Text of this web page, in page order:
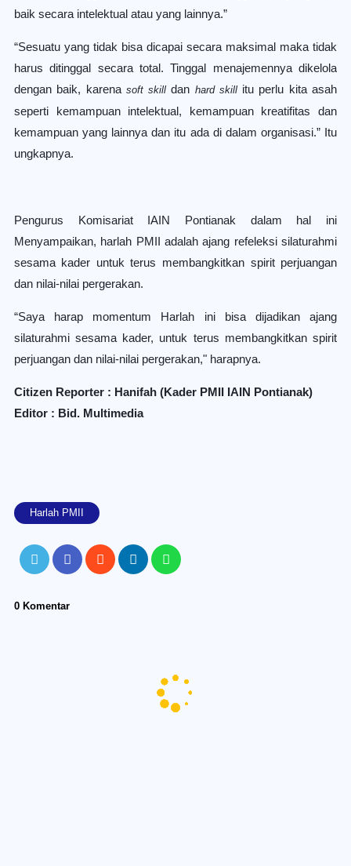
baik secara intelektual atau yang lainnya.”
“Sesuatu yang tidak bisa dicapai secara maksimal maka tidak
harus ditinggal secara total. Tinggal menajemennya dikelola
dengan baik, karena soft skilldan hard skillitu perlu kita asah
seperti kemampuan intelektual, kemampuan kreatifitas dan
kemampuan yang lainnya dan itu ada di dalam organisasi.” Itu
ungkapnya.
Pengurus Komisariat IAIN Pontianak dalam hal ini
Menyampaikan, harlah PMII adalah ajang refeleksi silaturahmi
sesama kader untuk terus membangkitkan spirit perjuangan
dan nilai-nilai pergerakan.
“Saya harap momentum Harlah ini bisa dijadikan ajang
silaturahmi sesama kader, untuk terus membangkitkan spirit
perjuangan dan nilai-nilai pergerakan," harapnya.
Citizen Reporter : Hanifah (Kader PMII IAIN Pontianak)
Editor : Bid. Multimedia
Harlah PMII
0 Komentar